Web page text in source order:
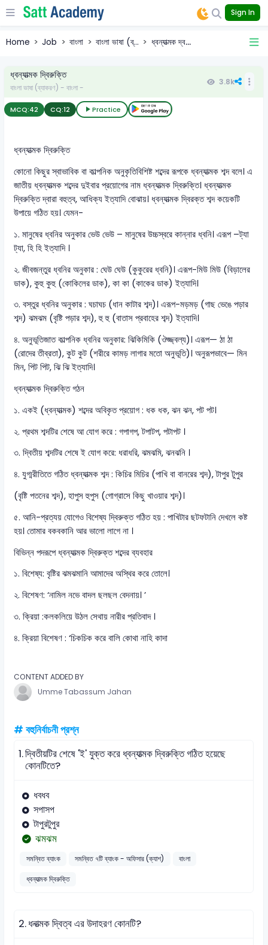
Sign In
Home Job বাংলা বাংলা ভাষা (ব্... ধ্বন্যাত্মক দ্ব...
ধ্বন্যাত্মক দ্বিরুক্তি
বাংলা ভাষা (ব্যাকরণ) - বাংলা -
3.8k
MCQ:42 CQ:12 Practice
ধ্বন্যাত্মক দ্বিরুক্তি
কোনো কিছুর স্বাভাবিক বা কাল্পনিক অনুকৃতিবিশিষ্ট শব্দের রূপকে ধ্বন্যাত্মক শব্দ বলে। এ
জাতীয় ধ্বন্যাত্মক শব্দের দুইবার প্রয়োগের নাম ধ্বন্যাত্মক দ্বিরুক্তি। ধ্বন্যাত্মক
দ্বিরুক্তি দ্বারা বহুত্ব, আধিক্য ইত্যাদি বোঝায়। ধ্বন্যাত্মক দ্বিরক্ত শব্দ কয়েকটি
উপায়ে গঠিত হয়। যেমন-
১. মানুষের ধ্বনির অনুকার ভেউ ভেউ – মানুষের উচ্চস্বরে কান্নার ধ্বনি। এরূপ –ট্যা
ট্যা, হি হি ইত্যাদি ।
২. জীবজন্তুর ধ্বনির অনুকার : ঘেউ ঘেউ (কুকুরের ধ্বনি)। এরূপ-মিউ মিউ (বিড়ালের
ডাক), কুহু কুহু (কোকিলের ডাক), কা কা (কাকের ডাক) ইত্যাদি।
৩. বস্তুর ধ্বনির অনুকার : ঘচাঘচ (ধান কাটার শব্দ)। এরূপ-মড়মড় (গাছ ভেঙে পড়ার
শব্দ) ঝমঝম (বৃষ্টি পড়ার শব্দ), হু হু (বাতাস প্রবাহের শব্দ) ইত্যাদি।
৪. অনুভূতিজাত কাল্পনিক ধ্বনির অনুকার: ঝিকিমিকি (ঔজ্জ্বল্য)। এরূপ— ঠা ঠা
(রোদের তীব্রতা), কুট কুট (শরীরে কামড় লাগার মতো অনুভূতি)। অনুরূপভাবে— মিন
মিন, পিট পিট, ঝি ঝি ইত্যাদি।
ধ্বন্যাত্মক দ্বিরুক্তি গঠন
১. একই (ধ্বন্যাত্মক) শব্দের অবিকৃত প্রয়োগ : ধক ধক, ঝন ঝন, পট পট।
২. প্রথম শব্দটির শেষে আ যোগ করে : গপাগপ, টপাটপ, পটাপট ।
৩. দ্বিতীয় শব্দটির শেষে ই যোগ করে: ধরাধরি, ঝমঝমি, ঝনঝনি ।
৪. যুগ্মরীতিতে গঠিত ধ্বন্যাত্মক শব্দ : কিচির মিচির (পাখি বা বানরের শব্দ), টাপুর টুপুর
(বৃষ্টি পতনের শব্দ), হাপুস হুপুস (গোগ্রাসে কিছু খাওয়ার শব্দ)।
৫. আনি-প্রত্যয় যোগেও বিশেষ্য দ্বিরুক্ত গঠিত হয় : পাখিটার ছটফটানি দেখলে কষ্ট
হয়। তোমার বকবকানি আর ভালো লাগে না ।
বিভিন্ন পদরূপে ধ্বন্যাত্মক দ্বিরুক্ত শব্দের ব্যবহার
১. বিশেষ্য: বৃষ্টির ঝমঝমানি আমাদের অস্থির করে তোলে।
২. বিশেষণ: ‘নামিল নভে বাদল ছলছল বেদনায়। ’
৩. ক্রিয়া :কলকলিয়ে উঠল সেথায় নারীর প্রতিবাদ ।
৪. ক্রিয়া বিশেষণ : ‘চিকচিক করে বালি কোথা নাহি কাদা
CONTENT ADDED BY
Umme Tabassum Jahan
# বহুনির্বাচনী প্রশ্ন
1.দ্বিতীয়টির শেষে 'ই' যুক্ত করে ধ্বন্যাত্মক দ্বিরুক্তি গঠিত হয়েছে
কোনটিতে?
ধবধব
সপাসপ
টাপুরটুপুর
ঝমঝম
সমন্বিত ব্যাংক সমন্বিত ৭টি ব্যাংক - অফিসার (ক্যাশ)
বাংলা
ধ্বন্যাত্মক দ্বিরুক্তি
2.ধনাত্মক দ্বিত্ব এর উদাহরণ কোনটি?